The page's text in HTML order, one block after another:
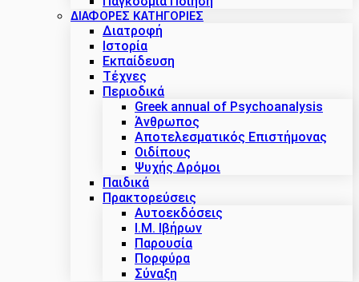
ΔΙΑΦΟΡΕΣ ΚΑΤΗΓΟΡΙΕΣ
Διατροφή
Ιστορία
Εκπαίδευση
Τέχνες
Περιοδικά
Greek annual of Psychoanalysis
Άνθρωπος
Αποτελεσματικός Επιστήμονας
Οιδίπους
Ψυχής Δρόμοι
Παιδικά
Πρακτoρεύσεις
Αυτοεκδόσεις
Ι.Μ. Ιβήρων
Παρουσία
Πορφύρα
Σύναξη